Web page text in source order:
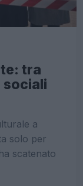
tra
sociali
a
solo per
scatenato